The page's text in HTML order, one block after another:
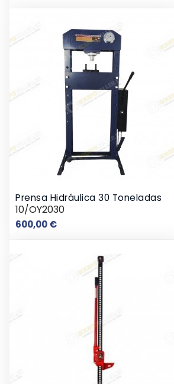
Prensa Hidráulica 30 Toneladas
10/OY2030
600,00 €Precio